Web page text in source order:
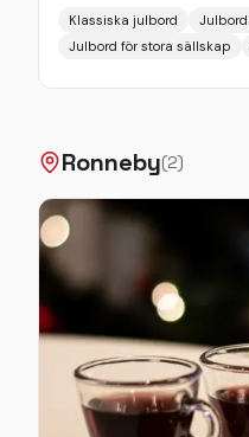
julskinkan från Holms
stort sillbord och ett
lakrits i alla dess
Klassiska julbord
Julbord
Julbord för stora sällskap
Ronneby(2)